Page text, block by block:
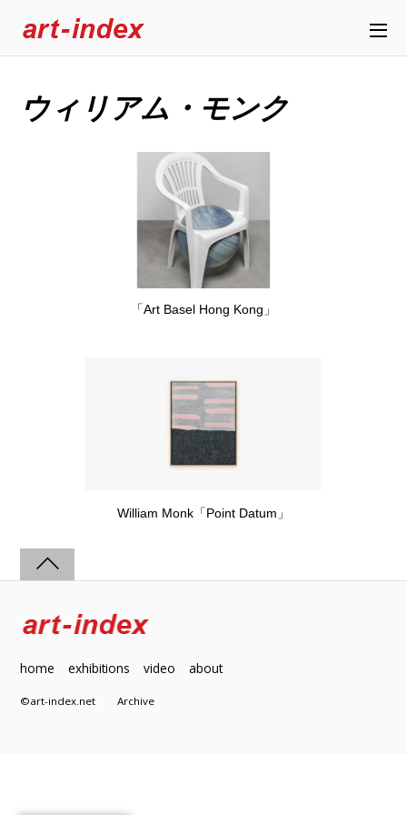
ウィリアム・モンク
「Art Basel Hong Kong」
William Monk「Point Datum」
home exhibitions video about
©art-index.netArchive